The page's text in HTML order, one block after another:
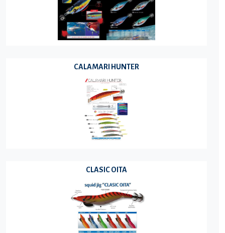
CALAMARI HUNTER
CLASIC OITA